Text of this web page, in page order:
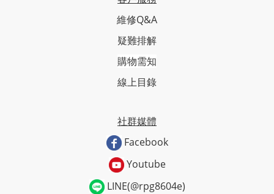
維修Q&A
疑難排解
購物需知
線上目錄
社群媒體
Facebook
Youtube
LINE(@rpg8604e)